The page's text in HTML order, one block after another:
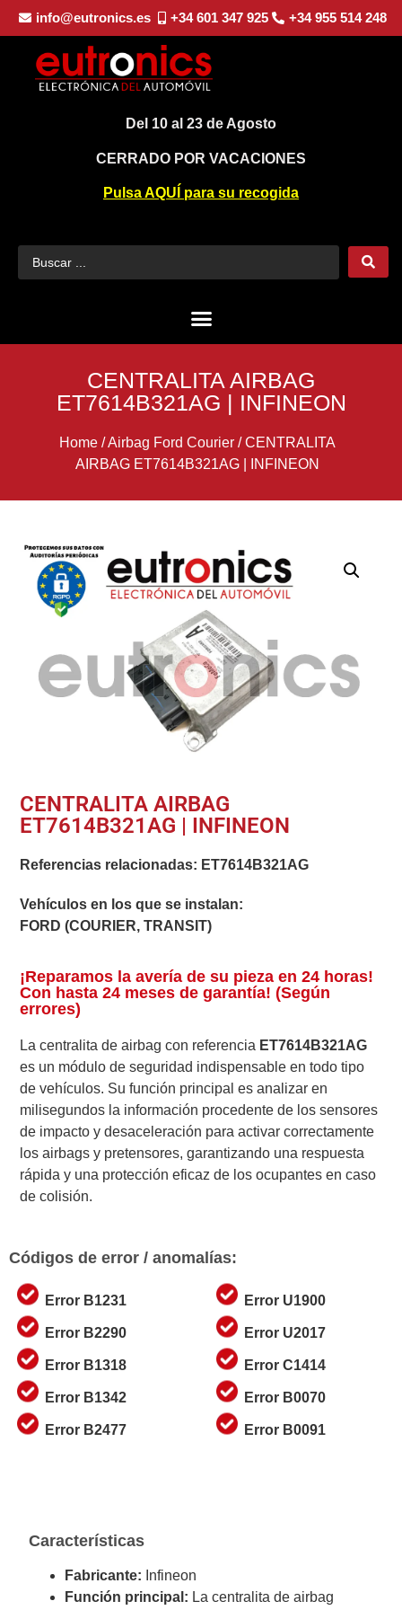
info@eutronics.es +34 601 347 925 +34 955 514 248
Del 10 al 23 de Agosto
CERRADO POR VACACIONES
Pulsa AQUÍ para su recogida
CENTRALITA AIRBAG
ET7614B321AG | INFINEON
Home/Airbag Ford Courier/CENTRALITA
AIRBAG ET7614B321AG | INFINEON
CENTRALITA AIRBAG
ET7614B321AG | INFINEON
Referencias relacionadas: ET7614B321AG
Vehículos en los que se instalan:
FORD (COURIER, TRANSIT)
¡Reparamos la avería de su pieza en 24 horas!
Con hasta 24 meses de garantía! (Según
errores)
La centralita de airbag con referencia ET7614B321AG
es un módulo de seguridad indispensable en todo tipo
de vehículos. Su función principal es analizar en
milisegundos la información procedente de los sensores
de impacto y desaceleración para activar correctamente
los airbags y pretensores, garantizando una respuesta
rápida y una protección eficaz de los ocupantes en caso
de colisión.
Códigos de error / anomalías:
Error B1231
Error B2290
Error B1318
Error B1342
Error B2477
Error U1900
Error U2017
Error C1414
Error B0070
Error B0091
Características
Fabricante: Infineon
Función principal: La centralita de airbag